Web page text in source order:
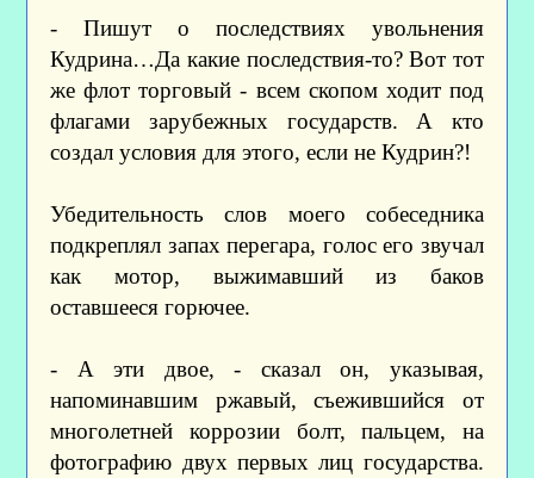
- Пишут о последствиях увольнения
Кудрина…Да какие последствия-то? Вот тот
же флот торговый - всем скопом ходит под
флагами зарубежных государств. А кто
создал условия для этого, если не Кудрин?!
Убедительность слов моего собеседника
подкреплял запах перегара, голос его звучал
как мотор, выжимавший из баков
оставшееся горючее.
- А эти двое, - сказал он, указывая,
напоминавшим ржавый, съежившийся от
многолетней коррозии болт, пальцем, на
фотографию двух первых лиц государства.